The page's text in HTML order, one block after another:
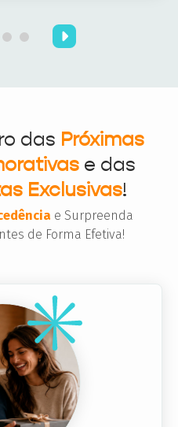
das Próximas
e das
Exclusivas!
e Surpreenda
de Forma Efetiva!